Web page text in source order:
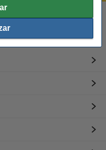
09:00 a 20:00.